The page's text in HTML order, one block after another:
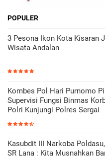
POPULER
3 Pesona Ikon Kota Kisaran
Wisata Andalan
Kombes Pol Hari Purnomo
Supervisi Fungsi Binmas
Polri Kunjungi Polres Sergai
Kasubdit III Narkoba
SR Lana : Kita Musnahkan